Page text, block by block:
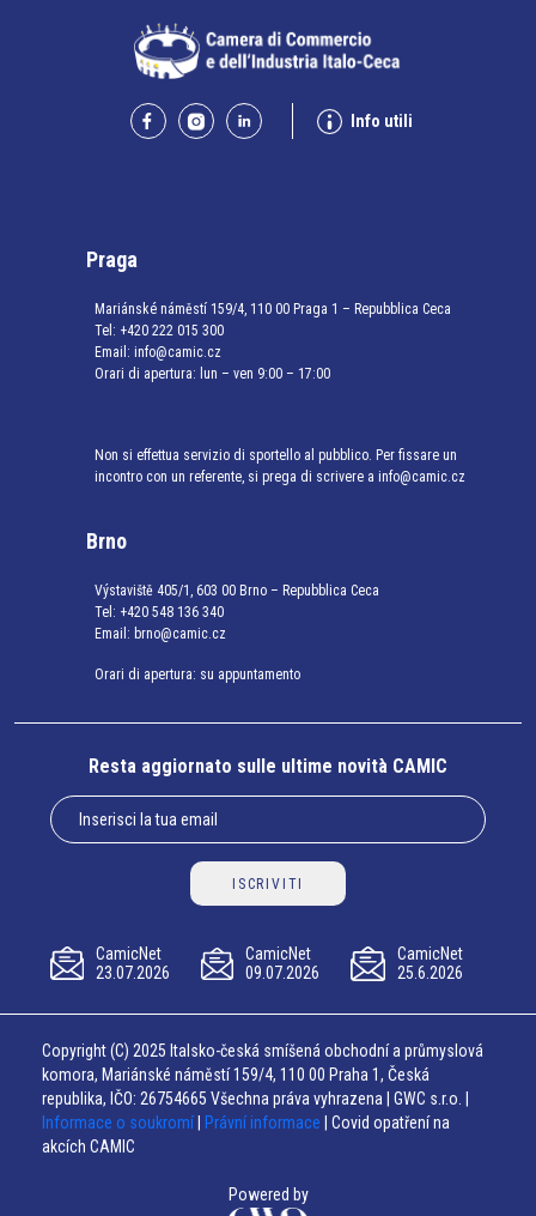
Info utili
Praga
Mariánské náměstí 159/4, 110 00 Praga 1 – Repubblica Ceca
Tel: +420 222 015 300
Email: info@camic.cz
Orari di apertura: lun – ven 9:00 – 17:00
Non si effettua servizio di sportello al pubblico. Per fissare un
incontro con un referente, si prega di scrivere a info@camic.cz
Brno
Výstaviště 405/1, 603 00 Brno – Repubblica Ceca
Tel: +420 548 136 340
Email: brno@camic.cz
Orari di apertura: su appuntamento
Resta aggiornato sulle ultime novità CAMIC
ISCRIVITI
CamicNet
23.07.2026
CamicNet
09.07.2026
CamicNet
25.6.2026
Copyright (C) 2025 Italsko-česká smíšená obchodní a průmyslová
komora, Mariánské náměstí 159/4, 110 00 Praha 1, Česká
republika, IČO: 26754665 Všechna práva vyhrazena | GWC s.r.o. |
Informace o soukromí
Právní informace | Covid opatření na
akcích CAMIC
Powered by